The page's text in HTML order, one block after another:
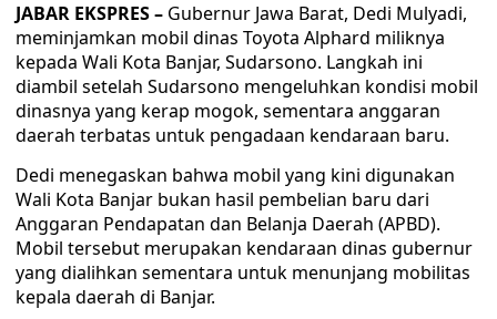
JABAR EKSPRES – Gubernur Jawa Barat, Dedi Mulyadi,
meminjamkan mobil dinas Toyota Alphard miliknya
kepada Wali Kota Banjar, Sudarsono. Langkah ini
diambil setelah Sudarsono mengeluhkan kondisi mobil
dinasnya yang kerap mogok, sementara anggaran
daerah terbatas untuk pengadaan kendaraan baru.
Dedi menegaskan bahwa mobil yang kini digunakan
Wali Kota Banjar bukan hasil pembelian baru dari
Anggaran Pendapatan dan Belanja Daerah (APBD).
Mobil tersebut merupakan kendaraan dinas gubernur
yang dialihkan sementara untuk menunjang mobilitas
kepala daerah di Banjar.